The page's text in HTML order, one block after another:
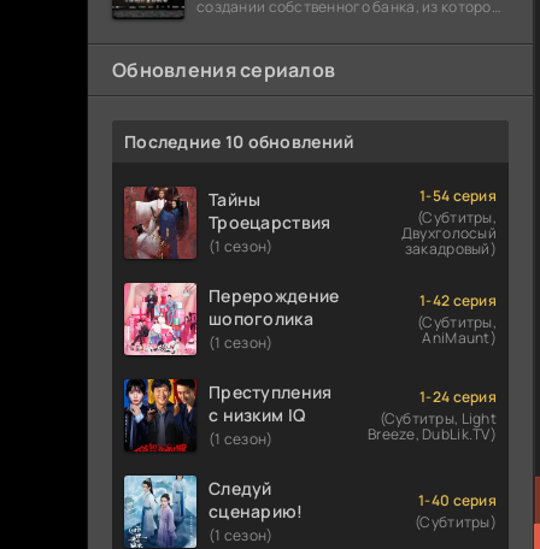
создании собственного банка, из которого
долларов. Однако,
Обновления сериалов
Последние 10 обновлений
Тайны
Троецарствия
(1 сезон)
1-54 серия
(Субтитры,
Двухголосый
закадровый)
Перерождение
шопоголика
(1 сезон)
1-42 серия
(Субтитры,
AniMaunt)
Преступления
с низким IQ
(1 сезон)
1-24 серия
(Субтитры, Light
Breeze, DubLik.TV)
Следуй
сценарию!
(1 сезон)
1-40 серия
(Субтитры)